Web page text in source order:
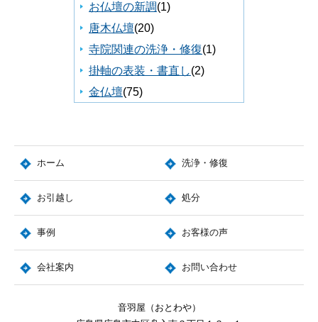
お仏壇の新調(1)
唐木仏壇(20)
寺院関連の洗浄・修復(1)
掛軸の表装・書直し(2)
金仏壇(75)
ホーム 洗浄・修復
お引越し 処分
事例 お客様の声
会社案内 お問い合わせ
音羽屋（おとわや）